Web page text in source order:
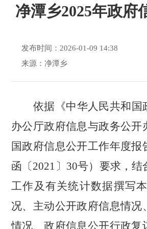
净潭乡2025年政府
发布时间：2026-01-09 14:38
来源：净潭乡
依据《中华人民共和国
办公厅政府信息与政务公
国政府信息公开工作年度
函〔2021〕30号）要求，结
工作及有关统计数据撰写
况、主动公开政府信息情
情况、政府信息公开行政